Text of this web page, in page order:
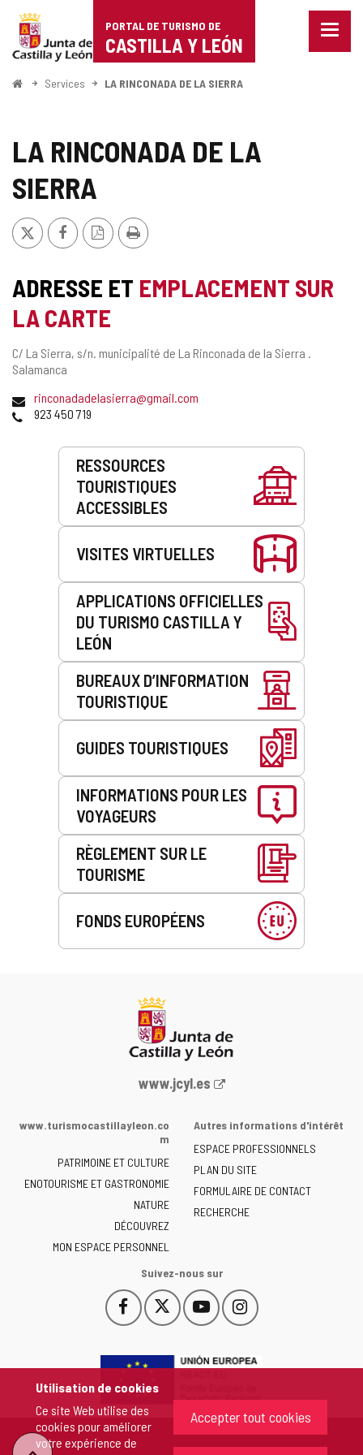
Utilisation de cookies
Ce site Web utilise des
cookies pour améliorer
votre expérience de
Accepter tout cookies
Portal
de
Turismo
Castilla
León
PORTAL DE TURISMO DE
CASTILLA Y LEÓN
Menu
<
Services LA RINCONADA DE LA SIERRA
LA RINCONADA DE LA
SIERRA
X FacebookVersion
PDF
Imprimer
ADRESSE ET EMPLACEMENT SUR
LA CARTE
Adresse
postale
C/ La Sierra, s/n. municipalité de La Rinconada de la Sierra .
Salamanca
Adresse
de
électronique
rinconadadelasierra@gmail.com
Téléphones
923 450 719
Prestations
RESSOURCES
TOURISTIQUES
ACCESSIBLES
VISITES VIRTUELLES
APPLICATIONS OFFICIELLES
DU TURISMO CASTILLA Y
LEÓN
BUREAUX D’INFORMATION
TOURISTIQUE
GUIDES TOURISTIQUES
INFORMATIONS POUR LES
VOYAGEURS
RÈGLEMENT SUR LE
TOURISME
FONDS EUROPÉENS
Portail
la
de
Castilla
y
León
-
www.jcyl.es
www.turismocastillayleon.co
m
PATRIMOINE ET CULTURE
ENOTOURISME ET GASTRONOMIE
NATURE
DÉCOUVREZ
MON ESPACE PERSONNEL
Autres informations d'intérêt
ESPACE PROFESSIONNELS
PLAN DU SITE
FORMULAIRE DE CONTACT
RECHERCHE
Suivez-nous sur
Facebook
Este
enlace
abrirá
una
ventana
nueva.
Este
enlace
abrirá
ventana
nueva.
YouTube
Este
enlace
abrirá
ventana
nueva.
Instagram
Este
enlace
abrirá
ventana
nueva.
"Retour